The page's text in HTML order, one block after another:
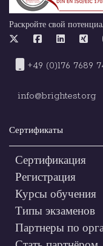
Раскройте свой
+49 (0)176 7689
info@brightest.org
Сертификаты
Сертификация
Регистрация
Курсы обучения
Типы экзаменов
Партнеры по